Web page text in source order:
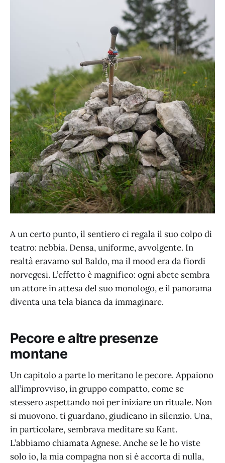
A un certo punto, il sentiero ci regala il suo colpo di
teatro: nebbia. Densa, uniforme, avvolgente. In
realtà eravamo sul Baldo, ma il mood era da fiordi
norvegesi. L’effetto è magnifico: ogni abete sembra
un attore in attesa del suo monologo, e il panorama
diventa una tela bianca da immaginare.
Pecore e altre presenze
montane
Un capitolo a parte lo meritano le pecore. Appaiono
all’improvviso, in gruppo compatto, come se
stessero aspettando noi per iniziare un rituale. Non
si muovono, ti guardano, giudicano in silenzio. Una,
in particolare, sembrava meditare su Kant.
L’abbiamo chiamata Agnese. Anche se le ho viste
solo io, la mia compagna non si è accorta di nulla,